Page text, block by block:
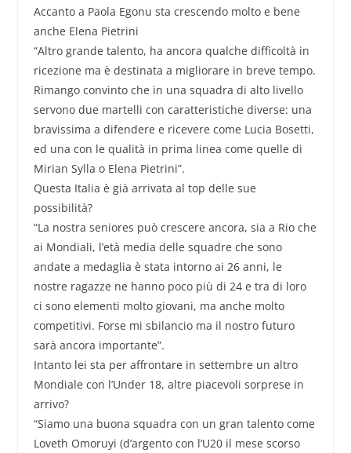
Accanto a Paola Egonu sta crescendo molto e bene
anche Elena Pietrini
“Altro grande talento, ha ancora qualche difficoltà in
ricezione ma è destinata a migliorare in breve tempo.
Rimango convinto che in una squadra di alto livello
servono due martelli con caratteristiche diverse: una
bravissima a difendere e ricevere come Lucia Bosetti,
ed una con le qualità in prima linea come quelle di
Mirian Sylla o Elena Pietrini”.
Questa Italia è già arrivata al top delle sue
possibilità?
“La nostra seniores può crescere ancora, sia a Rio che
ai Mondiali, l’età media delle squadre che sono
andate a medaglia è stata intorno ai 26 anni, le
nostre ragazze ne hanno poco più di 24 e tra di loro
ci sono elementi molto giovani, ma anche molto
competitivi. Forse mi sbilancio ma il nostro futuro
sarà ancora importante”.
Intanto lei sta per affrontare in settembre un altro
Mondiale con l’Under 18, altre piacevoli sorprese in
arrivo?
“Siamo una buona squadra con un gran talento come
Loveth Omoruyi (d’argento con l’U20 il mese scorso